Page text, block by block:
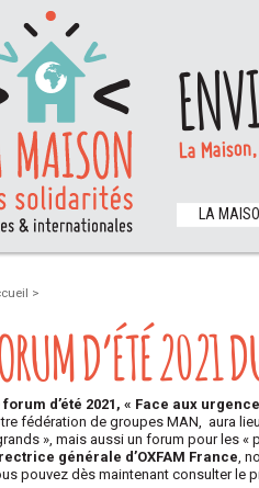
La
LA
>
D’ÉTÉ 2021
forum d’été 2021, « Face aux
fédération de groupes MAN, aura lieu
», mais aussi un forum pour les «
générale d’OXFAM France,
pouvez dès maintenant consulter le